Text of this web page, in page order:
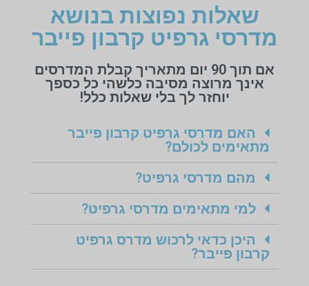
שאלות נפוצות בנושא
מדרסי גרפיט קרבון פייבר
אם תוך 90 יום מתאריך קבלת המדרסים
אינך מרוצה מסיבה כלשהי כל כספך
יוחזר לך בלי שאלות כלל!
האם מדרסי גרפיט קרבון פייבר
מתאימים לכולם?
מהם מדרסי גרפיט?
למי מתאימים מדרסי גרפיט?
היכן כדאי לרכוש מדרס גרפיט
קרבון פייבר?